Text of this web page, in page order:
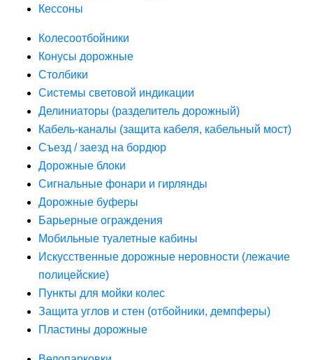
Кессоны
Колесоотбойники
Конусы дорожные
Столбики
Системы световой индикации
Делиниаторы (разделитель дорожный)
Кабель-каналы (защита кабеля, кабельный мост)
Съезд / заезд на бордюр
Дорожные блоки
Сигнальные фонари и гирлянды
Дорожные буферы
Барьерные ограждения
Мобильные туалетные кабины
Искусственные дорожные неровности (лежачие
полицейские)
Пункты для мойки колес
Защита углов и стен (отбойники, демпферы)
Пластины дорожные